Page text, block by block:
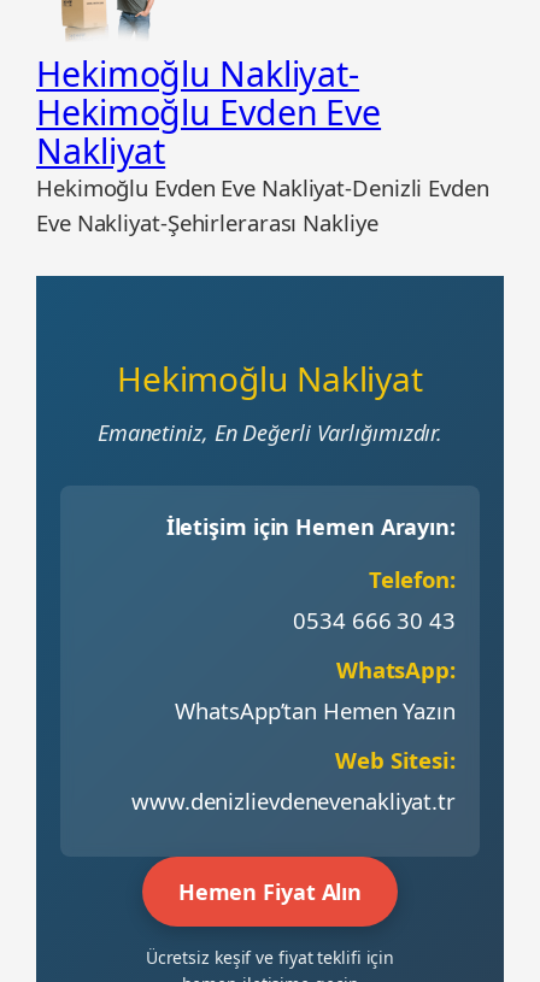
Hekimoğlu Nakliyat-
Hekimoğlu Evden Eve
Nakliyat
Hekimoğlu Evden Eve Nakliyat-Denizli Evden
Eve Nakliyat-Şehirlerarası Nakliye
Hekimoğlu Nakliyat
Emanetiniz, En Değerli Varlığımızdır.
İletişim için Hemen Arayın:
Telefon:
0534 666 30 43
WhatsApp:
WhatsApp’tan Hemen Yazın
Web Sitesi:
www.denizlievdenevenakliyat.tr
Hemen Fiyat Alın
Ücretsiz keşif ve fiyat teklifi için